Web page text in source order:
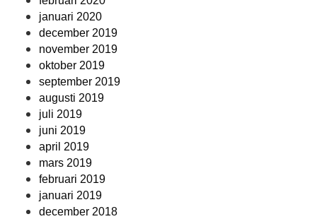
januari 2020
december 2019
november 2019
oktober 2019
september 2019
augusti 2019
juli 2019
juni 2019
april 2019
mars 2019
februari 2019
januari 2019
december 2018